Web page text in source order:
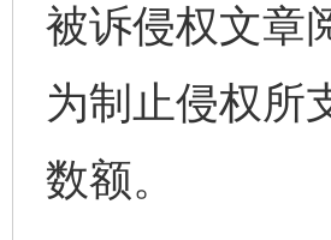
被诉侵权文章
为制止侵权所
数额。